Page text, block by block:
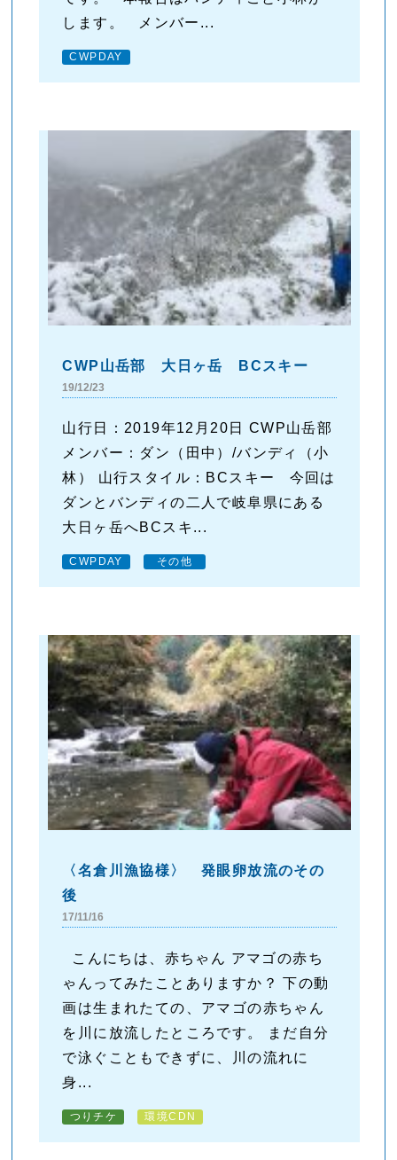
します。 メンバー...
CWPDAY
CWP山岳部 大日ヶ岳 BCスキー
19/12/23
山行日：2019年12月20日 CWP山岳部
メンバー：ダン（田中）/バンディ（小
林） 山行スタイル：BCスキー 今回は
ダンとバンディの二人で岐阜県にある
大日ヶ岳へBCスキ...
CWPDAY その他
〈名倉川漁協様〉 発眼卵放流のその
後
17/11/16
こんにちは、赤ちゃん アマゴの赤ち
ゃんってみたことありますか？ 下の動
画は生まれたての、アマゴの赤ちゃん
を川に放流したところです。 まだ自分
で泳ぐこともできずに、川の流れに
身...
つりチケ 環境CDN